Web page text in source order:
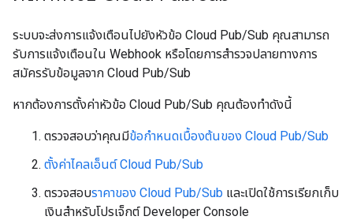
ระบบจะส่งการแจ้งเตือนไปยังหัวข้อ Cloud Pub/Sub คุณสามารถ
รับการแจ้งเตือนใน Webhook หรือโดยการสำรวจปลายทางการ
สมัครรับข้อมูลจาก Cloud Pub/Sub
หากต้องการตั้งค่าหัวข้อ Cloud Pub/Sub คุณต้องทำดังนี้
ตรวจสอบว่าคุณมีข้อกำหนดเบื้องต้นของ Cloud Pub/Sub
ตั้งค่าไคลเอ็นต์ Cloud Pub/Sub
ตรวจสอบราคาของ Cloud Pub/Sub และเปิดใช้การเรียกเก็บ
เงินสำหรับโปรเจ็กต์ Developer Console